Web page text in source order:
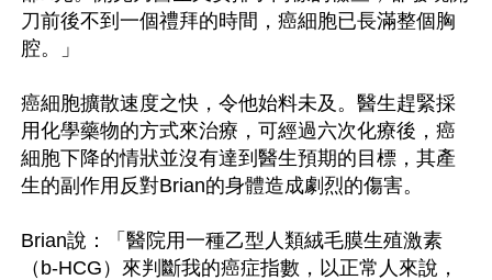
刀前後不到一個禮拜的時間，癌細胞已長滿整個胸
腔。」
癌細胞擴散速度之快，令他始料未及。醫生趕緊採
用化學藥物的方式來治療，可經過六次化療後，癌
細胞下降的情狀並沒有達到醫生預期的目標，其產
生的副作用反對Brian的身體造成劇烈的傷害。
Brian說：「醫院用一種乙型人類絨毛膜生殖激素
（b-HCG）來判斷我的癌症指數，以正常人來說，